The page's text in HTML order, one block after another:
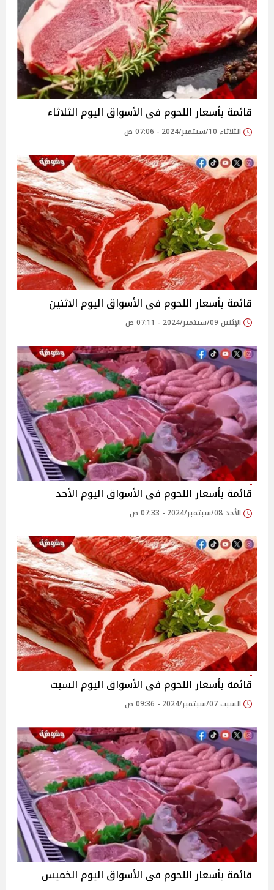
قائمة بأسعار اللحوم فى الأسواق اليوم الثلاثاء
الثلاثاء 10/سبتمبر/2024 - 07:06 ص
قائمة بأسعار اللحوم فى الأسواق اليوم الاثنين
الإثنين 09/سبتمبر/2024 - 07:11 ص
قائمة بأسعار اللحوم فى الأسواق اليوم الأحد
الأحد 08/سبتمبر/2024 - 07:33 ص
قائمة بأسعار اللحوم فى الأسواق اليوم السبت
السبت 07/سبتمبر/2024 - 09:36 ص
قائمة بأسعار اللحوم فى الأسواق اليوم الخميس